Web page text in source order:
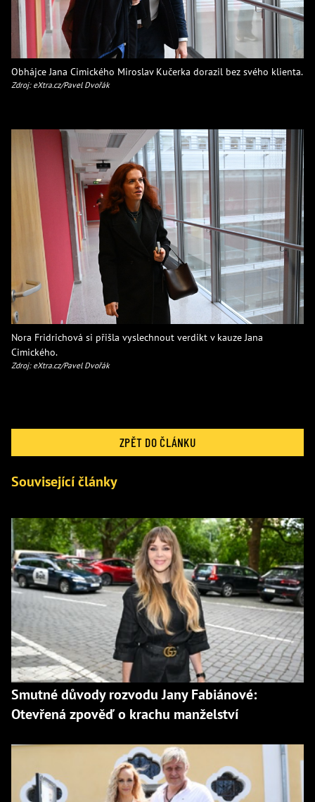
Obhájce Jana Cimického Miroslav Kučerka dorazil bez svého klienta.
Zdroj: eXtra.cz/Pavel Dvořák
Nora Fridrichová si přišla vyslechnout verdikt v kauze Jana
Cimického.
Zdroj: eXtra.cz/Pavel Dvořák
ZPĚT DO ČLÁNKU
Související články
Smutné důvody rozvodu Jany Fabiánové:
Otevřená zpověď o krachu manželství